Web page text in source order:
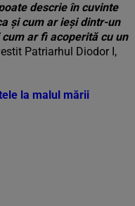
descrie în cuvinte
şi cum ar ieşi dintr-un
ar fi acoperită cu un
Patriarhul Diodor I,
la malul mării